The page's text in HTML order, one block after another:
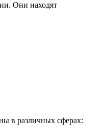
Они находят
в различных сферах: